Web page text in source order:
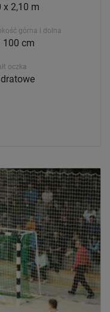
x 2,10 m
górna i dolna
100 cm
oczka